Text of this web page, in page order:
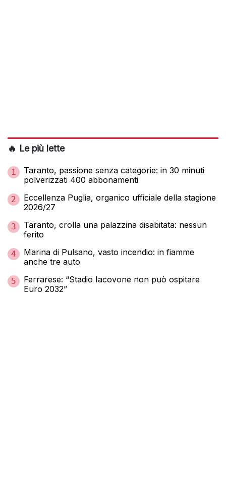
🔥 Le più lette
1
Taranto, passione senza categorie: in 30 minuti
polverizzati 400 abbonamenti
2
Eccellenza Puglia, organico ufficiale della stagione
2026/27
3
Taranto, crolla una palazzina disabitata: nessun
ferito
4
Marina di Pulsano, vasto incendio: in fiamme
anche tre auto
5
Ferrarese: “Stadio Iacovone non può ospitare
Euro 2032”